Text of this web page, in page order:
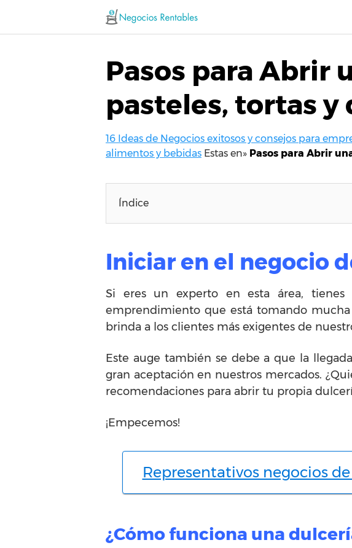
contenido
Pasos para Abrir
pasteles, tortas y
16 Ideas de Negocios exitosos y consejos para
alimentos y bebidas Estas en» Pasos para Abrir
Índice
Iniciar en el negocio
Si eres un experto en esta área,
emprendimiento que está tomando
brinda a los clientes más exigentes de
Este auge también se debe a que la
gran aceptación en nuestros mercados.
recomendaciones para abrir tu propia
¡Empecemos!
Representativos negocios
¿Cómo funciona una